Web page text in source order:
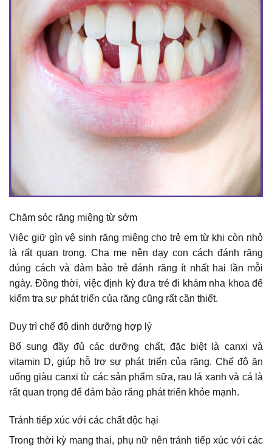
Chăm sóc răng miệng từ sớm
Việc giữ gìn vệ sinh răng miệng cho trẻ em từ khi còn nhỏ
là rất quan trọng. Cha mẹ nên dạy con cách đánh răng
đúng cách và đảm bảo trẻ đánh răng ít nhất hai lần mỗi
ngày. Đồng thời, việc định kỳ đưa trẻ đi khám nha khoa để
kiểm tra sự phát triển của răng cũng rất cần thiết.
Duy trì chế độ dinh dưỡng hợp lý
Bổ sung đầy đủ các dưỡng chất, đặc biệt là canxi và
vitamin D, giúp hỗ trợ sự phát triển của răng. Chế độ ăn
uống giàu canxi từ các sản phẩm sữa, rau lá xanh và cá là
rất quan trọng để đảm bảo răng phát triển khỏe mạnh.
Tránh tiếp xúc với các chất độc hại
Trong thời kỳ mang thai, phụ nữ nên tránh tiếp xúc với các